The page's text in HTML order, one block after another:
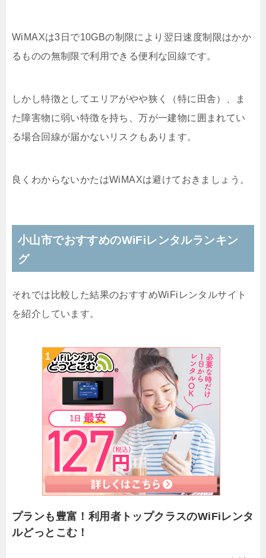
WiMAXは3日で10GBの制限により翌日速度制限はかか
るものの無制限で利用できる便利な回線です。
しかし特徴としてエリアがやや狭く（特に田舎）、ま
た障害物に弱い特徴を持ち、万が一建物に囲まれてい
る場合回線が届かないリスクもあります。
良くわからないかたはWiMAXは避けておきましょう。
小山市でおすすめのWiFiレンタルランキン
グ
それでは比較した結果のおすすめWiFiレンタルサイト
を紹介しています。
プランも豊富！利用者トップクラスのWiFiレンタ
ルどっとこむ！